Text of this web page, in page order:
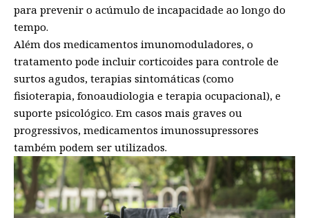
para prevenir o acúmulo de incapacidade ao longo do
tempo.
Além dos medicamentos imunomoduladores, o
tratamento pode incluir corticoides para controle de
surtos agudos, terapias sintomáticas (como
fisioterapia, fonoaudiologia e terapia ocupacional), e
suporte psicológico. Em casos mais graves ou
progressivos, medicamentos imunossupressores
também podem ser utilizados.